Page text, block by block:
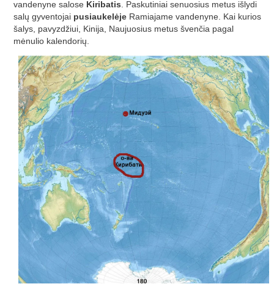
vandenyne salose Kiribatis. Paskutiniai senuosius metus išlydi
salų gyventojai pusiaukelėje Ramiajame vandenyne. Kai kurios
šalys, pavyzdžiui, Kinija, Naujuosius metus švenčia pagal
mėnulio kalendorių.